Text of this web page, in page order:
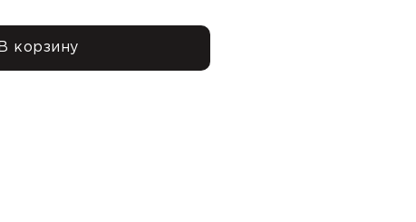
В корзину